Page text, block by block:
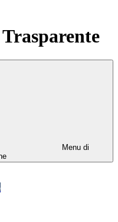
Menu di